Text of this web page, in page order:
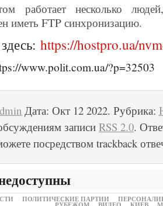
работает несколько
иметь FTP синхронизацию.
https://hostpro.ua/
www.polit.com.ua/?p=32503
Дата: Окт 12 2022. Рубрика:
записи RSS 2.0.
посредством trackback
ПОЛИТИЧЕСКИЕ ПАРТИИ